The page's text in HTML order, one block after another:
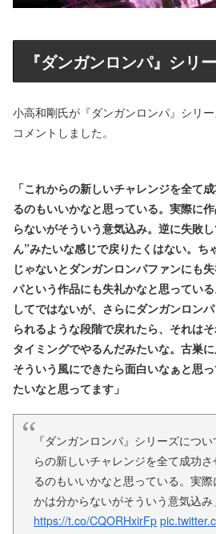
『ダンガンロンパ』シリ
小高和剛氏が『ダンガンロンパ』シリ
コメントしました。
「これからの新しいチャレンジを全て
るのもいいかなと思っている。実際に
らないがそういう意気込み。逆に失敗
ん”みたいな感じで戻りたくはない。ち
じゃないとダンガンロンパファンにも
パという作品にも失礼かなと思ってい
してではないが、さらにダンガンロン
られるような段階で戻れたら、それは
タイミングでやるんだみたいな。古巣に
そういう風にできたら面白いなぁと思
たいなと思ってます」
『ダンガンロンパ』シリーズにつ
らの新しいチャレンジを全て成功
るのもいいかなと思っている。実
かは分からないがそういう意気込み
https://t.co/CQORHxirFp